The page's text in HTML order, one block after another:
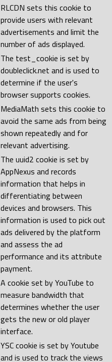
RLCDN sets this cookie to
provide users with relevant
advertisements and limit the
number of ads displayed.
The test_cookie is set by
doubleclick.net and is used to
determine if the user's
browser supports cookies.
MediaMath sets this cookie to
avoid the same ads from being
shown repeatedly and for
relevant advertising.
The uuid2 cookie is set by
AppNexus and records
information that helps in
differentiating between
devices and browsers. This
information is used to pick out
ads delivered by the platform
and assess the ad
performance and its attribute
payment.
A cookie set by YouTube to
measure bandwidth that
determines whether the user
gets the new or old player
interface.
YSC cookie is set by Youtube
and is used to track the views